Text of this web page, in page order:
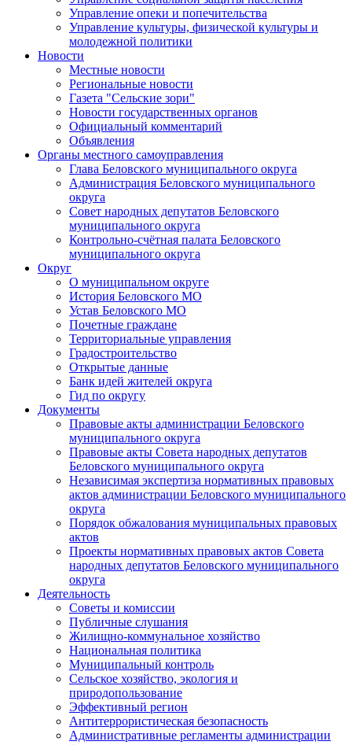
Управление опеки и попечительства
Управление культуры, физической культуры и
молодежной политики
Новости
Местные новости
Региональные новости
Газета "Сельские зори"
Новости государственных органов
Официальный комментарий
Объявления
Органы местного самоуправления
Глава Беловского муниципального округа
Администрация Беловского муниципального
округа
Совет народных депутатов Беловского
муниципального округа
Контрольно-счётная палата Беловского
муниципального округа
Округ
О муниципальном округе
История Беловского МО
Устав Беловского МО
Почетные граждане
Территориальные управления
Градостроительство
Открытые данные
Банк идей жителей округа
Гид по округу
Документы
Правовые акты администрации Беловского
муниципального округа
Правовые акты Совета народных депутатов
Беловского муниципального округа
Независимая экспертиза нормативных правовых
актов администрации Беловского муниципального
округа
Порядок обжалования муниципальных правовых
актов
Проекты нормативных правовых актов Совета
народных депутатов Беловского муниципального
округа
Деятельность
Советы и комиссии
Публичные слушания
Жилищно-коммунальное хозяйство
Национальная политика
Муниципальный контроль
Сельское хозяйство, экология и
природопользование
Эффективный регион
Антитеррористическая безопасность
Административные регламенты администрации